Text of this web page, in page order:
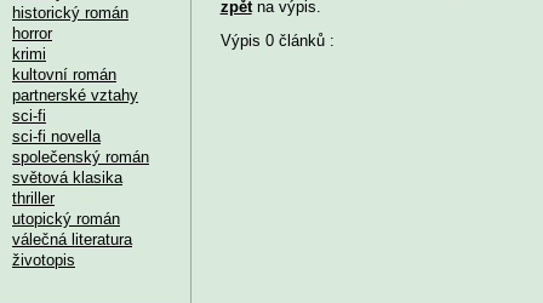
zpětna výpis.
Výpis 0 článků :
historický román
horror
krimi
kultovní román
partnerské vztahy
sci-fi
sci-fi novella
společenský román
světová klasika
thriller
utopický román
válečná literatura
životopis